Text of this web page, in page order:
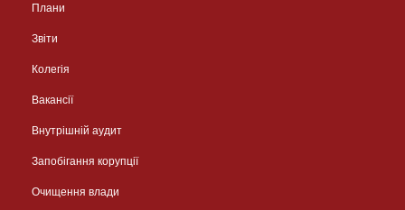
Плани
Звіти
Колегія
Вакансії
Внутрішній аудит
Запобігання корупції
Очищення влади